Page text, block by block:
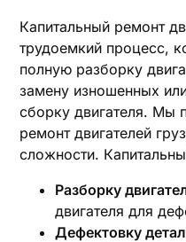
Капитальный ремонт
трудоемкий процесс,
полную разборку
замену изношенных
сборку двигателя. Мы
ремонт двигателей
сложности.
Разборку
двигателя для
Дефектовку